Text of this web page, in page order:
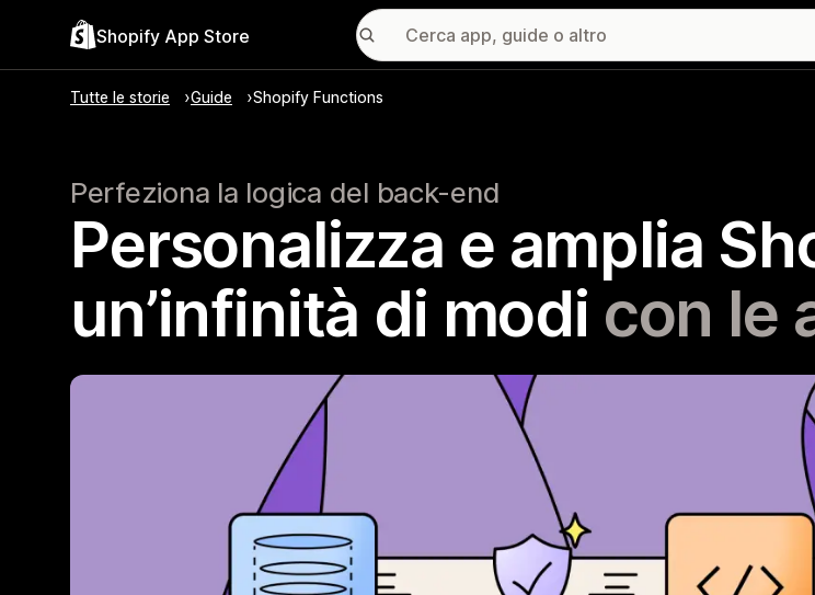
Shopify App Store
Tutte le storie Guide Shopify Functions
Perfeziona la logica del back-end
Personalizza e amplia
un’infinità di modi con le